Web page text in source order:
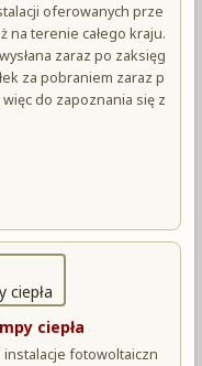
oferowanych prze
na terenie całego kraju.
zaraz po zaksięg
za pobraniem zaraz p
do zapoznania się z
ciepła
fotowoltaiczn